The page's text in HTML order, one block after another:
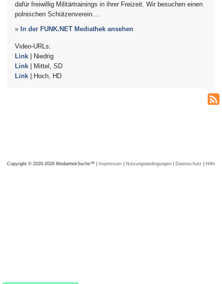
dafür freiwillig Militärtrainings in ihrer Freizeit. Wir besuchen einen
polnischen Schützenverein....
» In der FUNK.NET Mediathek ansehen
Video-URLs:
Link | Niedrig
Link | Mittel, SD
Link | Hoch, HD
Copyright © 2020-2026 MediathekSuche™ | Impressum | Nutzungsbedingungen | Datenschutz | Hilfe